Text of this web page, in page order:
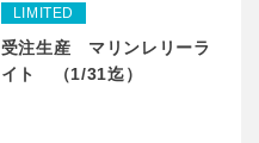
LIMITED
受注生産 マリンレリーラ
イト （1/31迄）